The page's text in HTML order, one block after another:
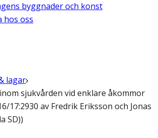
byggnader och konst
hos oss
lagar
sjukvården vid enklare åkommor
17:2930 av Fredrik Eriksson och Jonas
SD))